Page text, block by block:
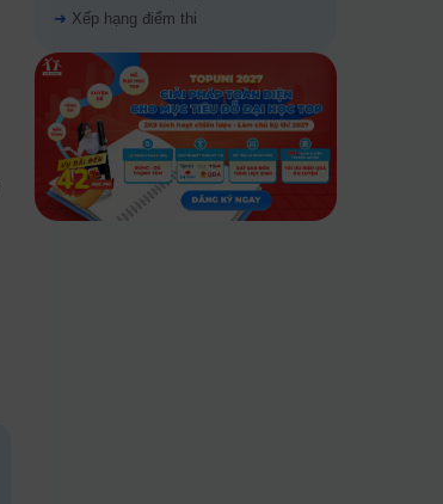
➜ Xếp hạng điểm thi